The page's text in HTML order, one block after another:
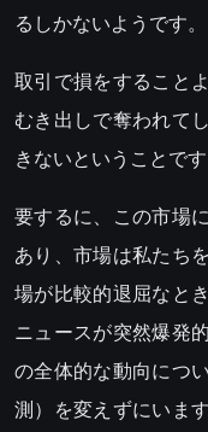
るしかないようです
取引で損をすること
むき出しで奪われて
きないということです
要するに、この市場
あり、市場は私たち
場が比較的退屈なと
ニュースが突然爆発
の全体的な動向につ
測）を変えずにいま